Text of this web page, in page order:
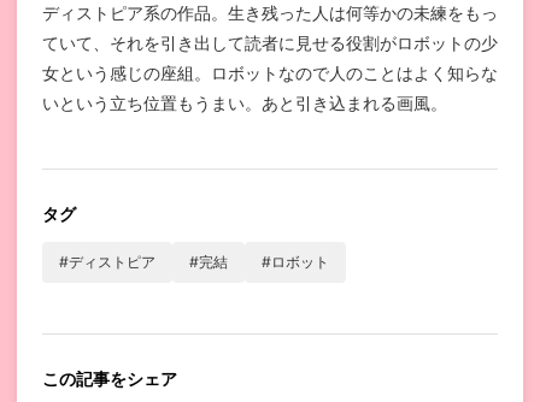
ディストピア系の作品。生き残った人は何等かの未練をもっ
ていて、それを引き出して読者に見せる役割がロボットの少
女という感じの座組。ロボットなので人のことはよく知らな
いという立ち位置もうまい。あと引き込まれる画風。
タグ
#ディストピア #完結 #ロボット
この記事をシェア